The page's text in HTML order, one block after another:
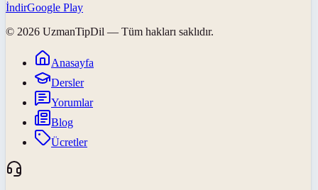
İndirGoogle Play
© 2026 UzmanTipDil — Tüm hakları saklıdır.
Anasayfa
Dersler
Yorumlar
Blog
Ücretler